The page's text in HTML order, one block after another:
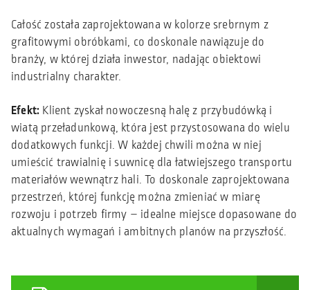
Całość została zaprojektowana w kolorze srebrnym z
grafitowymi obróbkami, co doskonale nawiązuje do
branży, w której działa inwestor, nadając obiektowi
industrialny charakter.
Efekt: Klient zyskał nowoczesną halę z przybudówką i
wiatą przeładunkową, która jest przystosowana do wielu
dodatkowych funkcji. W każdej chwili można w niej
umieścić trawialnię i suwnicę dla łatwiejszego transportu
materiałów wewnątrz hali. To doskonale zaprojektowana
przestrzeń, której funkcję można zmieniać w miarę
rozwoju i potrzeb firmy – idealne miejsce dopasowane do
aktualnych wymagań i ambitnych planów na przyszłość.